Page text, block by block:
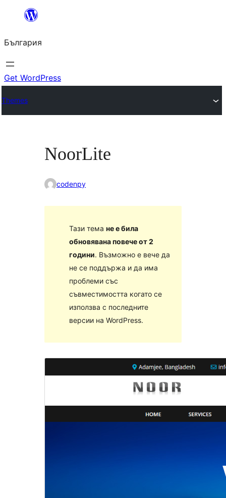
България
Get WordPress
Themes
NoorLite
codenpy
Тази тема не е била
обновявана повече от 2
години. Възможно е вече да
не се поддържа и да има
проблеми със
съвместимостта когато се
използва с последните
версии на WordPress.